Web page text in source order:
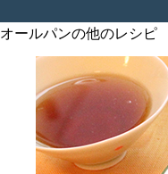
オールパンの他のレシピ